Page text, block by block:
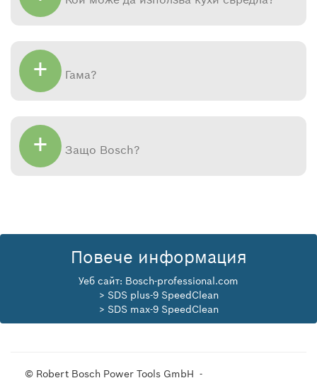
+ Гама?
+ Защо Bosch?
Повече информация
Уеб сайт: Bosch-professional.com
> SDS plus-9 SpeedClean
> SDS max-9 SpeedClean
© Robert Bosch Power Tools GmbH -